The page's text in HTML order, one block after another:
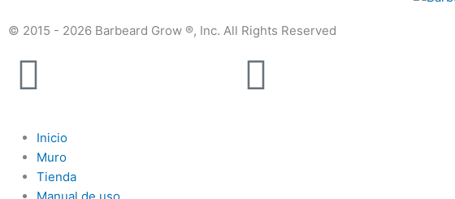
© 2015 - 2026 Barbeard Grow ®, Inc. All Rights Reserved
Facebook Instagram
Inicio
Muro
Tienda